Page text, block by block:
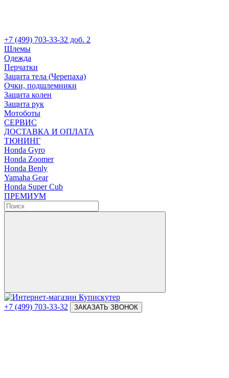
+7 (499) 703-33-32 доб. 2
Шлемы
Одежда
Перчатки
Защита тела (Черепаха)
Очки, подшлемники
Защита колен
Защита рук
Мотоботы
СЕРВИС
ДОСТАВКА И ОПЛАТА
ТЮНИНГ
Honda Gyro
Honda Zoomer
Honda Benly
Yamaha Gear
Honda Super Cub
ПРЕМИУМ
+7 (499) 703-33-32 ЗАКАЗАТЬ ЗВОНОК